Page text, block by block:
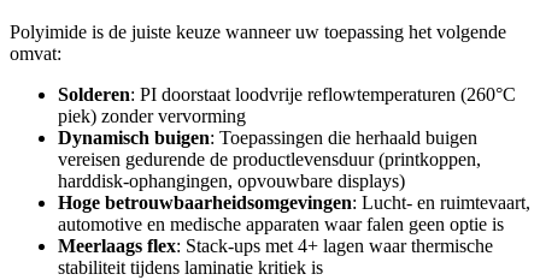
Polyimide is de juiste keuze wanneer uw toepassing het volgende
omvat:
Solderen: PI doorstaat loodvrije reflowtemperaturen (260°C
piek) zonder vervorming
Dynamisch buigen: Toepassingen die herhaald buigen
vereisen gedurende de productlevensduur (printkoppen,
harddisk-ophangingen, opvouwbare displays)
Hoge betrouwbaarheidsomgevingen: Lucht- en ruimtevaart,
automotive en medische apparaten waar falen geen optie is
Meerlaags flex: Stack-ups met 4+ lagen waar thermische
stabiliteit tijdens laminatie kritiek is